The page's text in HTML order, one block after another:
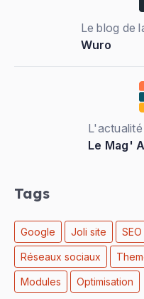
Le blog de
Wuro
Le Mag'
Tags
Google Joli site SEO
Réseaux sociaux
Modules Optimisation